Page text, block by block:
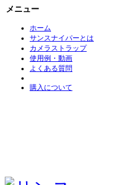
メニュー
ホーム
サンスナイパーとは
カメラストラップ
使用例・動画
よくある質問
購入について